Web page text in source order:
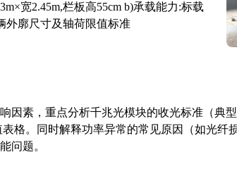
宽2.45m,栏板高55cm b)承载能力:标载
外廓尺寸及轴荷限值标准
因素，重点分析千兆光模块的收光标准（典
格。同时解释功率异常的常见原因（如光纤
问题。